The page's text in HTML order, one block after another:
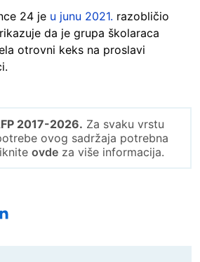
24 je u junu 2021. razobličio
da je grupa školaraca
otrovni keks na proslavi
2017-2026. Za svaku vrstu
ovog sadržaja potrebna
ovdeza više informacija.